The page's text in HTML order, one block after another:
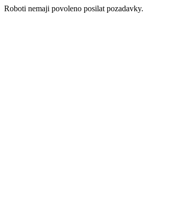
Roboti nemaji povoleno posilat pozadavky.